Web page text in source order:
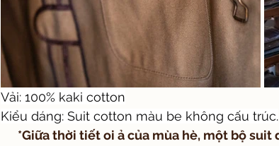
Vải: 100% kaki cotton
Kiểu dáng: Suit cotton màu be không cấu trúc.